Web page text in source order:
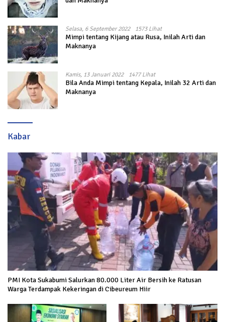
Selasa, 6 September 2022 1573 Lihat
Mimpi tentang Kijang atau Rusa, Inilah Arti dan
Maknanya
Kamis, 13 Januari 2022 1477 Lihat
Bila Anda Mimpi tentang Kepala, Inilah 32 Arti dan
Maknanya
Kabar
PMI Kota Sukabumi Salurkan 80.000 Liter Air Bersih ke Ratusan
Warga Terdampak Kekeringan di Cibeureum Hiir